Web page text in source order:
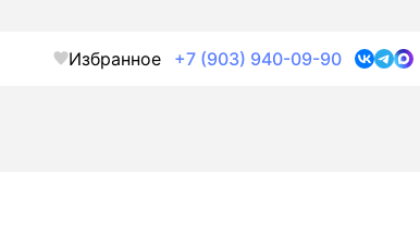
Избранное +7 (903) 940-09-90